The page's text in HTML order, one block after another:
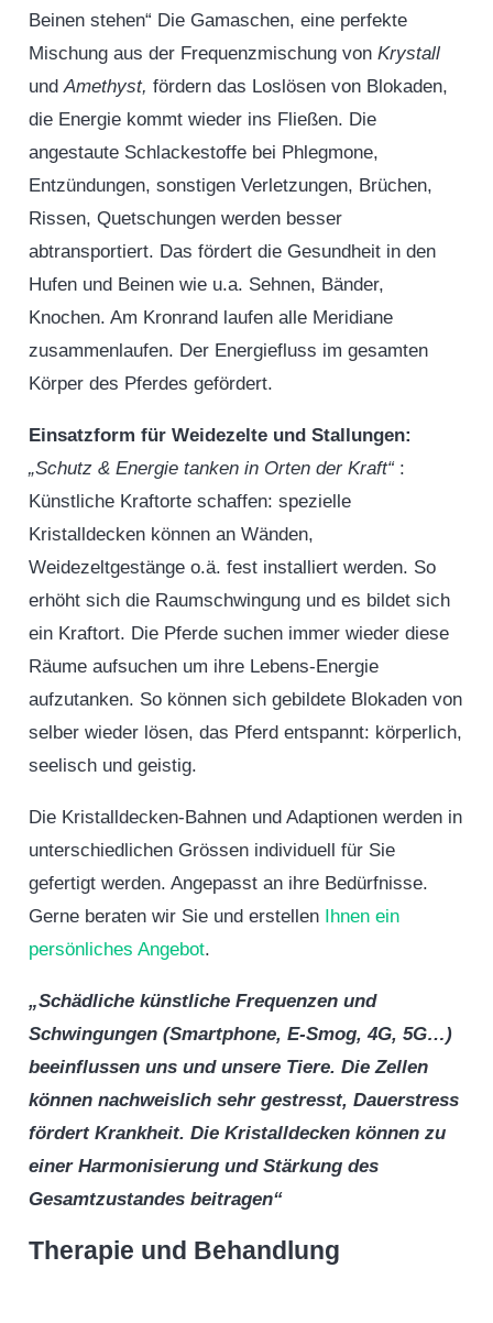
Beinen stehen“ Die Gamaschen, eine perfekte
Mischung aus der Frequenzmischung von Krystall
undAmethyst, fördern das Loslösen von Blokaden,
die Energie kommt wieder ins Fließen. Die
angestaute Schlackestoffe bei Phlegmone,
Entzündungen, sonstigen Verletzungen, Brüchen,
Rissen, Quetschungen werden besser
abtransportiert. Das fördert die Gesundheit in den
Hufen und Beinen wie u.a. Sehnen, Bänder,
Knochen. Am Kronrand laufen alle Meridiane
zusammenlaufen. Der Energiefluss im gesamten
Körper des Pferdes gefördert.
Einsatzform für Weidezelte und Stallungen:
„Schutz & Energie tanken in Orten der Kraft“ :
Künstliche Kraftorte schaffen: spezielle
Kristalldecken können an Wänden,
Weidezeltgestänge o.ä. fest installiert werden. So
erhöht sich die Raumschwingung und es bildet sich
ein Kraftort. Die Pferde suchen immer wieder diese
Räume aufsuchen um ihre Lebens-Energie
aufzutanken. So können sich gebildete Blokaden von
selber wieder lösen, das Pferd entspannt: körperlich,
seelisch und geistig.
Die Kristalldecken-Bahnen und Adaptionen werden in
unterschiedlichen Grössen individuell für Sie
gefertigt werden. Angepasst an ihre Bedürfnisse.
Gerne beraten wir Sie und erstellen
Ihnen ein
persönliches Angebot.
„Schädliche künstliche Frequenzen und
Schwingungen (Smartphone, E-Smog, 4G, 5G…)
beeinflussen uns und unsere Tiere. Die Zellen
können nachweislich sehr gestresst, Dauerstress
fördert Krankheit. Die Kristalldecken können zu
einer Harmonisierung und Stärkung des
Gesamtzustandes beitragen“
Therapie und Behandlung